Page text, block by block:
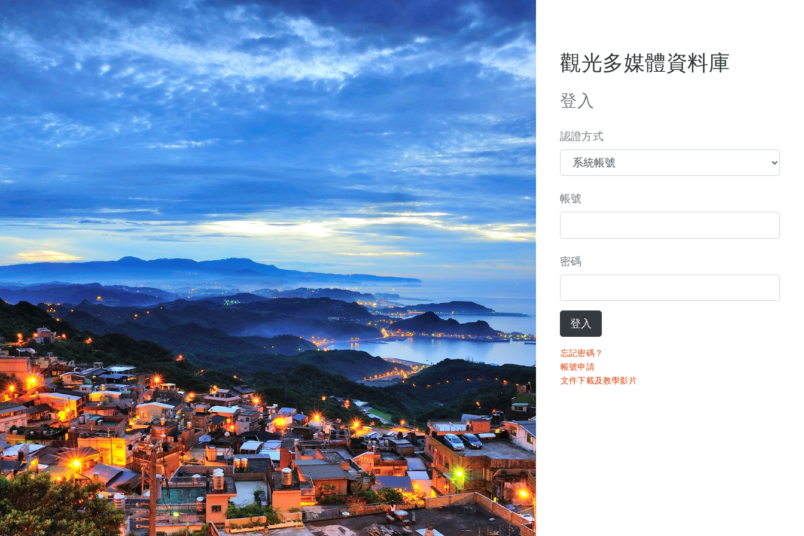
觀光多媒體資料庫
登入
認證方式
帳號
密碼
登入
忘記密碼？
帳號申請
文件下載及教學影片